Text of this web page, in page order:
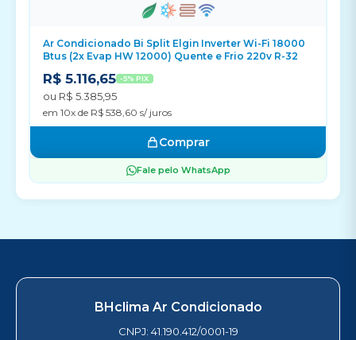
Ar Condicionado Bi Split Elgin Inverter Wi-Fi 18000
Btus (2x Evap HW 12000) Quente e Frio 220v R-32
R$ 5.116,65 -5% PIX
ou R$ 5.385,95
em 10x de R$ 538,60 s/ juros
Comprar
Fale pelo WhatsApp
BHclima Ar Condicionado
CNPJ: 41.190.412/0001-19